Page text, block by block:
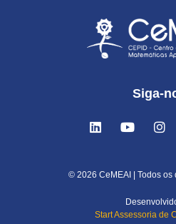
Siga-
© 2026 CeMEAI | Todos os
Start Assessoria de